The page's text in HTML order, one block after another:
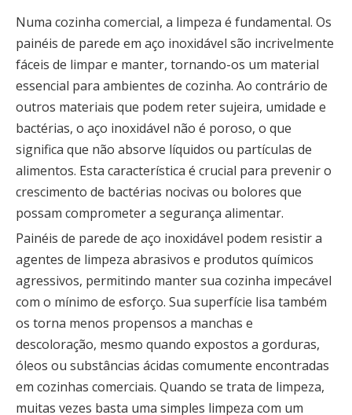
Numa cozinha comercial, a limpeza é fundamental. Os
painéis de parede em aço inoxidável são incrivelmente
fáceis de limpar e manter, tornando-os um material
essencial para ambientes de cozinha. Ao contrário de
outros materiais que podem reter sujeira, umidade e
bactérias, o aço inoxidável não é poroso, o que
significa que não absorve líquidos ou partículas de
alimentos. Esta característica é crucial para prevenir o
crescimento de bactérias nocivas ou bolores que
possam comprometer a segurança alimentar.
Painéis de parede de aço inoxidável podem resistir a
agentes de limpeza abrasivos e produtos químicos
agressivos, permitindo manter sua cozinha impecável
com o mínimo de esforço. Sua superfície lisa também
os torna menos propensos a manchas e
descoloração, mesmo quando expostos a gorduras,
óleos ou substâncias ácidas comumente encontradas
em cozinhas comerciais. Quando se trata de limpeza,
muitas vezes basta uma simples limpeza com um